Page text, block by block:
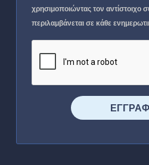
χρησιμοποιώντας τον αντίστοιχο
περιλαμβάνεται σε κάθε